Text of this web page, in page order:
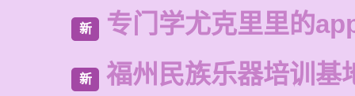
新 专门学尤克里里的
新 福州民族乐器培训基